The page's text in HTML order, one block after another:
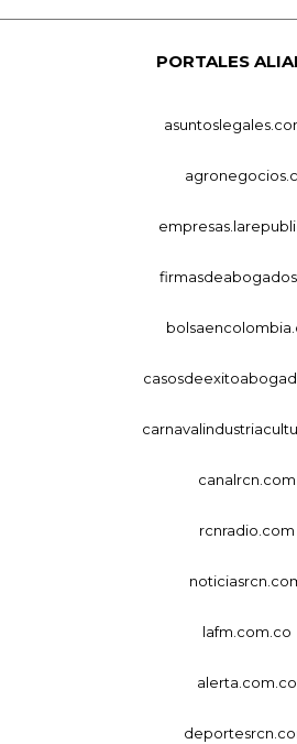
PORTALES
canalrcn.com
rcnradio.com
lafm.com.co
alerta.com.co